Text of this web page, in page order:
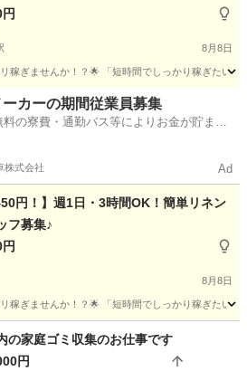
8月8日
稼ぎませんか！？🌟 「短時間でしっかり稼ぎたい
駅 工場 スタッフ
ーカーの期間従業員募集
料の寮費・通勤バス等によりお金が貯まり
株式会社 Ad
円！】週1日・3時間OK！簡単リネン
フ募集♪
8月8日
稼ぎませんか！？🌟 「短時間でしっかり稼ぎたい
スタッフ
の家庭ゴミ収集のお仕事です
円